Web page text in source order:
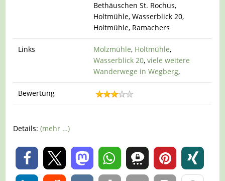
Bethäuschen St. Rochus,
Holtmühle, Wasserblick 20,
Holtmühle, Ramachers
Links Molzmühle, Holtmühle,
Wasserblick 20,viele weitere
Wanderwege in Wegberg,
Bewertung
Details:(mehr …)
0